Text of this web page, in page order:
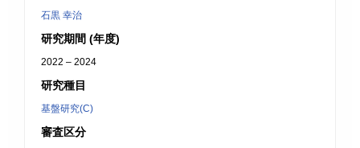
石黒 幸治
研究期間 (年度)
2022 – 2024
研究種目
基盤研究(C)
審査区分